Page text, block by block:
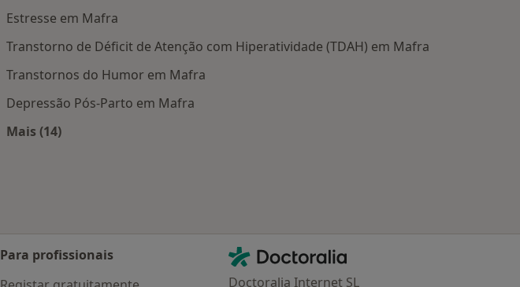
Estresse em Mafra
Transtorno de Déficit de Atenção com Hiperatividade (TDAH) em Mafra
Transtornos do Humor em Mafra
Depressão Pós-Parto em Mafra
Mais (14)
Para profissionais
Contacto
Doctoralia - Homepage
Doctoralia Internet SL